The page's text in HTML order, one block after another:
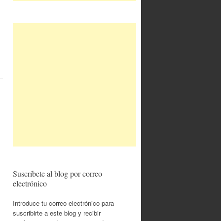
Suscríbete al blog por correo
electrónico
Introduce tu correo electrónico para
suscribirte a este blog y recibir